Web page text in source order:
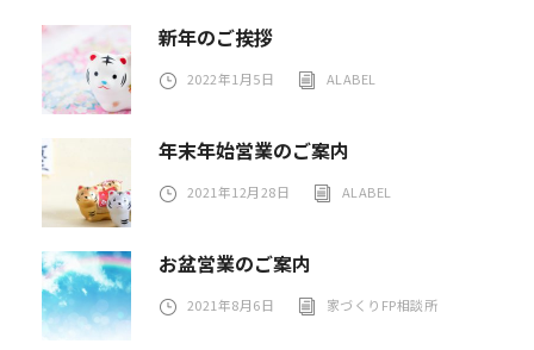
新年のご挨拶
2022年1月5日 ALABEL
年末年始営業のご案内
2021年12月28日 ALABEL
お盆営業のご案内
2021年8月6日 家づくりFP相談所